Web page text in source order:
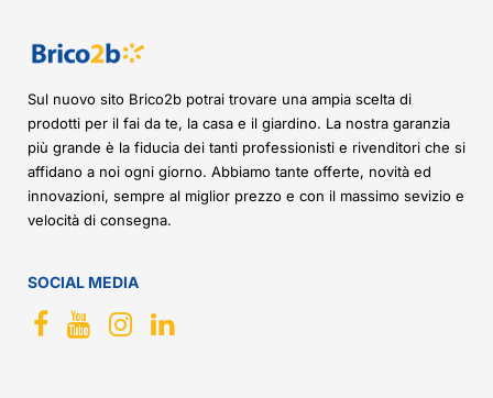
Sul nuovo sito Brico2b potrai trovare una ampia scelta di
prodotti per il fai da te, la casa e il giardino. La nostra garanzia
più grande è la fiducia dei tanti professionisti e rivenditori che si
affidano a noi ogni giorno. Abbiamo tante offerte, novità ed
innovazioni, sempre al miglior prezzo e con il massimo sevizio e
velocità di consegna.
SOCIAL MEDIA